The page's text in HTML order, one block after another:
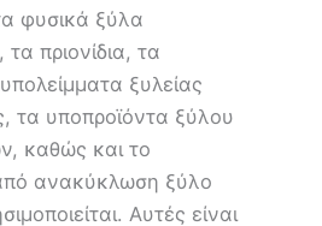
φυσικά ξύλα
πριονίδια, τα
ξυλείας
τα υποπροϊόντα ξύλου
καθώς και το
ανακύκλωση ξύλο
Αυτές είναι